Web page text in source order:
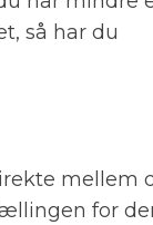
så har du
mellem
for